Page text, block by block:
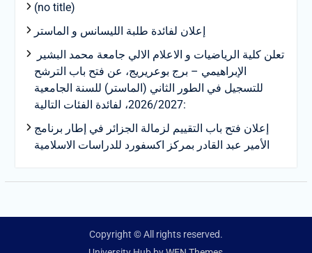
(no title)
إعلان لفائدة طلبة الليسانس و الماستر
الإبراهيمي – برج بوعريريج، عن فتح باب الترشح
للتسجيل في الطور الثاني (الماستر) للسنة الجامعية
2026/2027، لفائدة الفئات التالية:
إعلان فتح باب التقييم لزمالة الجزائر في إطار برنامج
الأمير عبد القادر بمركز اكسفورد للدراسات الاسلامية
Copyright © All rights reserved.